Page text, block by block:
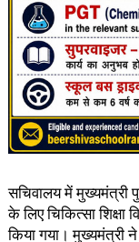
सचिवालय में मुख्यमंत्री
के लिए चिकित्सा
किया गया। मुख्यमंत्री